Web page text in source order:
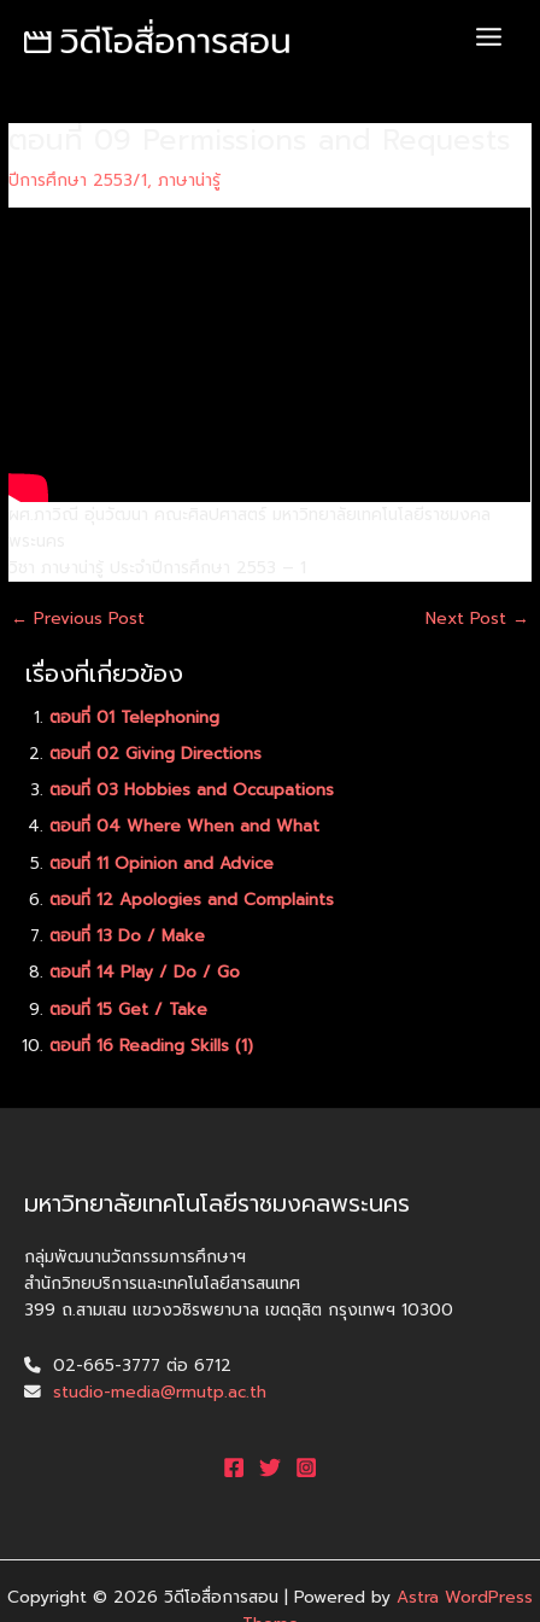
Main
ปีการศึกษา 2553/1,ภาษาน่ารู้
navigation
← Previous Post Next Post →
เรื่องที่เกี่ยวข้อง
ตอนที่ 01 Telephoning
ตอนที่ 02 Giving Directions
ตอนที่ 03 Hobbies and Occupations
ตอนที่ 04 Where When and What
ตอนที่ 11 Opinion and Advice
ตอนที่ 12 Apologies and Complaints
ตอนที่ 13 Do / Make
ตอนที่ 14 Play / Do / Go
ตอนที่ 15 Get / Take
ตอนที่ 16 Reading Skills (1)
มหาวิทยาลัยเทคโนโลยีราชมงคลพระนคร
กลุ่มพัฒนานวัตกรรมการศึกษาฯ
สำนักวิทยบริการและเทคโนโลยีสารสนเทศ
399 ถ.สามเสน แขวงวชิรพยาบาล เขตดุสิต กรุงเทพฯ 10300
02-665-3777 ต่อ 6712
studio-media@rmutp.ac.th
Copyright © 2026 วิดีโอสื่อการสอน | Powered by Astra WordPress